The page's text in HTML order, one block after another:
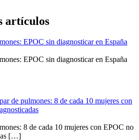
artículos
EPOC sin diagnosticar en España
EPOC sin diagnosticar en España
de pulmones: 8 de cada 10 mujeres con
8 de cada 10 mujeres con EPOC no
[…]